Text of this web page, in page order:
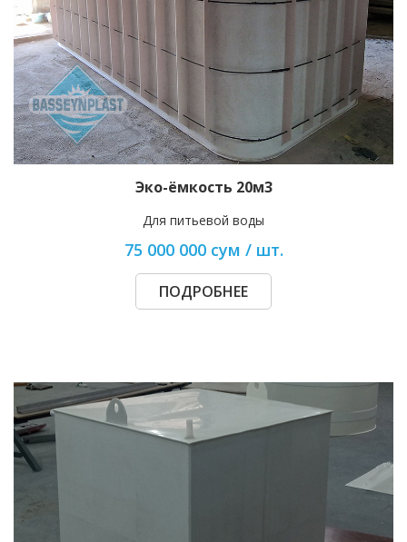
Эко-ёмкость 20м3
Для питьевой воды
75 000 000 сум / шт.
ПОДРОБНЕЕ